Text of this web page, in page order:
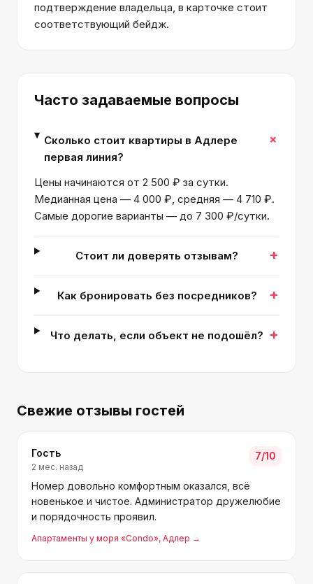
подтверждение владельца, в карточке стоит
соответствующий бейдж.
Часто задаваемые вопросы
Сколько стоит квартиры в Адлере
первая линия?
+
Цены начинаются от 2 500 ₽ за сутки.
Медианная цена — 4 000 ₽, средняя — 4 710 ₽.
Самые дорогие варианты — до 7 300 ₽/сутки.
Стоит ли доверять отзывам? +
Как бронировать без посредников? +
Что делать, если объект не подошёл? +
Свежие отзывы гостей
Гость
2 мес. назад
7/10
Номер довольно комфортным оказался, всё
новенькое и чистое. Администратор дружелюбие
и порядочность проявил.
Апартаменты у моря «Condo», Адлер →